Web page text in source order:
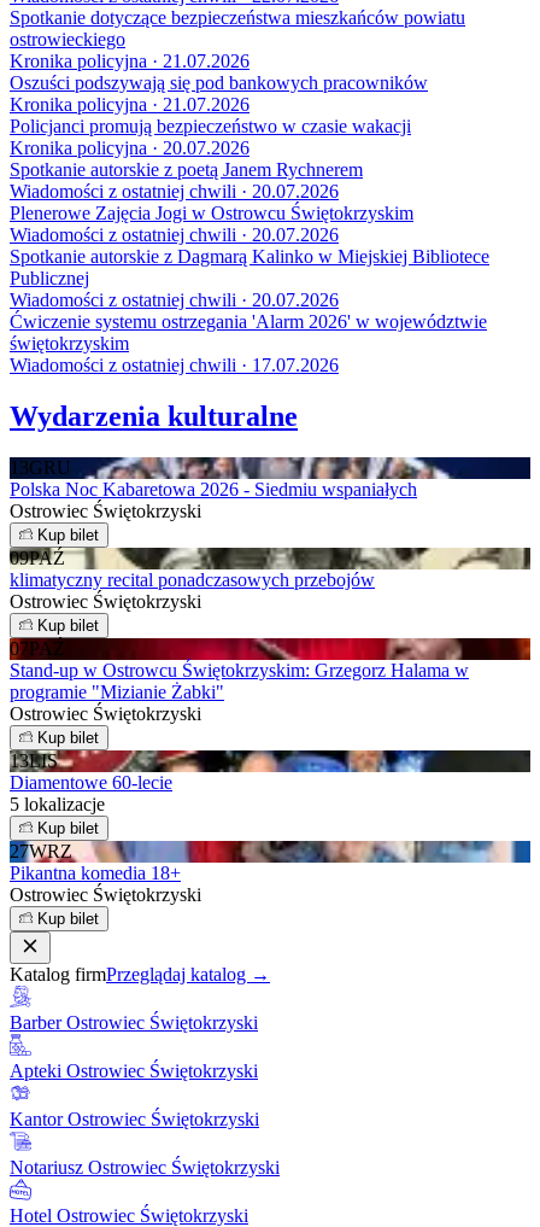
Spotkanie dotyczące bezpieczeństwa mieszkańców powiatu
ostrowieckiego
Kronika policyjna · 21.07.2026
Oszuści podszywają się pod bankowych pracowników
Kronika policyjna · 21.07.2026
Policjanci promują bezpieczeństwo w czasie wakacji
Kronika policyjna · 20.07.2026
Spotkanie autorskie z poetą Janem Rychnerem
Wiadomości z ostatniej chwili · 20.07.2026
Plenerowe Zajęcia Jogi w Ostrowcu Świętokrzyskim
Wiadomości z ostatniej chwili · 20.07.2026
Spotkanie autorskie z Dagmarą Kalinko w Miejskiej Bibliotece
Publicznej
Wiadomości z ostatniej chwili · 20.07.2026
Ćwiczenie systemu ostrzegania 'Alarm 2026' w województwie
świętokrzyskim
Wiadomości z ostatniej chwili · 17.07.2026
Wydarzenia kulturalne
13GRU
Polska Noc Kabaretowa 2026 - Siedmiu wspaniałych
Ostrowiec Świętokrzyski
Kup bilet
09PAŹ
klimatyczny recital ponadczasowych przebojów
Ostrowiec Świętokrzyski
Kup bilet
07PAŹ
Stand-up w Ostrowcu Świętokrzyskim: Grzegorz Halama w
programie "Mizianie Żabki"
Ostrowiec Świętokrzyski
Kup bilet
13LIS
Diamentowe 60-lecie
5 lokalizacje
Kup bilet
27WRZ
Pikantna komedia 18+
Ostrowiec Świętokrzyski
Kup bilet
Katalog firmPrzeglądaj katalog →
Barber Ostrowiec Świętokrzyski
Apteki Ostrowiec Świętokrzyski
Kantor Ostrowiec Świętokrzyski
Notariusz Ostrowiec Świętokrzyski
Hotel Ostrowiec Świętokrzyski